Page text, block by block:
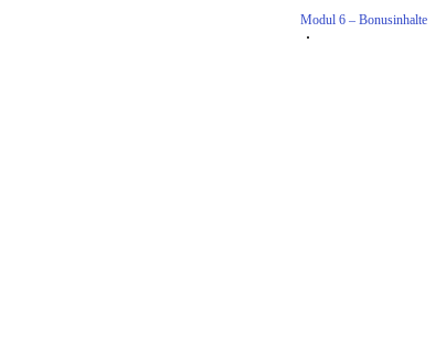
Modul 6 – Bonusinhalte